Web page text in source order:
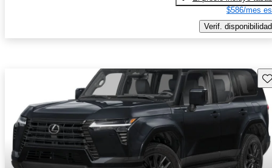
$586/mes
Verif. disponibilidad